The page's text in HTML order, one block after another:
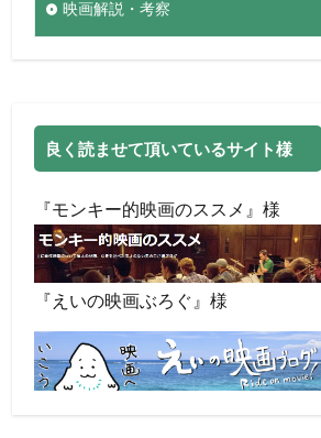
映画解説・考察
良く読ませて頂いているサイト様
『モンキー的映画のススメ』様
『えいの映画ぶろぐ』様